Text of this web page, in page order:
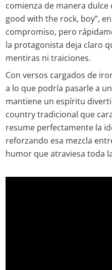
comienza de manera dulce
good with the rock, boy”,
compromiso, pero
la protagonista deja claro
mentiras ni traiciones.
Con versos cargados de
a lo que podría pasarle a
mantiene un espíritu
country tradicional que
resume perfectamente la
reforzando esa mezcla
humor que atraviesa toda